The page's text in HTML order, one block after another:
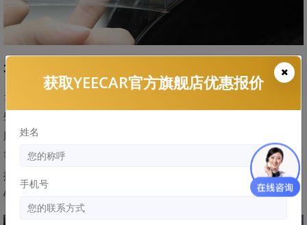
3、高端车衣品牌背胶选择
当然压敏胶种类不同、不同厂家车衣背胶工艺也存在差异，这
些都会影响胶层背胶。而龙膜、xpel、YEECAR等车衣品牌撕
膜不留胶，原因之一就是因为胶水质量好，采用Ashland、3M
等厂家提供的优质压敏胶原料，并配以先进工艺制作成胶层，
撕膜后，漆面简单清洁就能恢复如初，不用大量除胶剂或者用
铲子铲。
获取YEECAR官方旗舰店优惠报价
姓名
手机号